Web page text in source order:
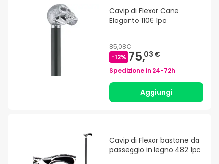
Cavip di Flexor Cane
Elegante 1109 1pc
85,08€
-12% 75,03 €
Spedizione in 24-72h
Aggiungi
Cavip di Flexor bastone da
passeggio in legno 482 1pc